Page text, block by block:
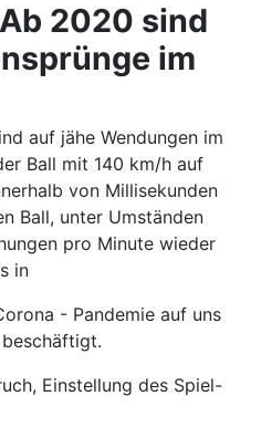
2020 sind
im
auf jähe Wendungen im
Ball mit 140 km/h auf
von Millisekunden
Ball, unter Umständen
pro Minute wieder
in
- Pandemie auf uns
Einstellung des Spiel-